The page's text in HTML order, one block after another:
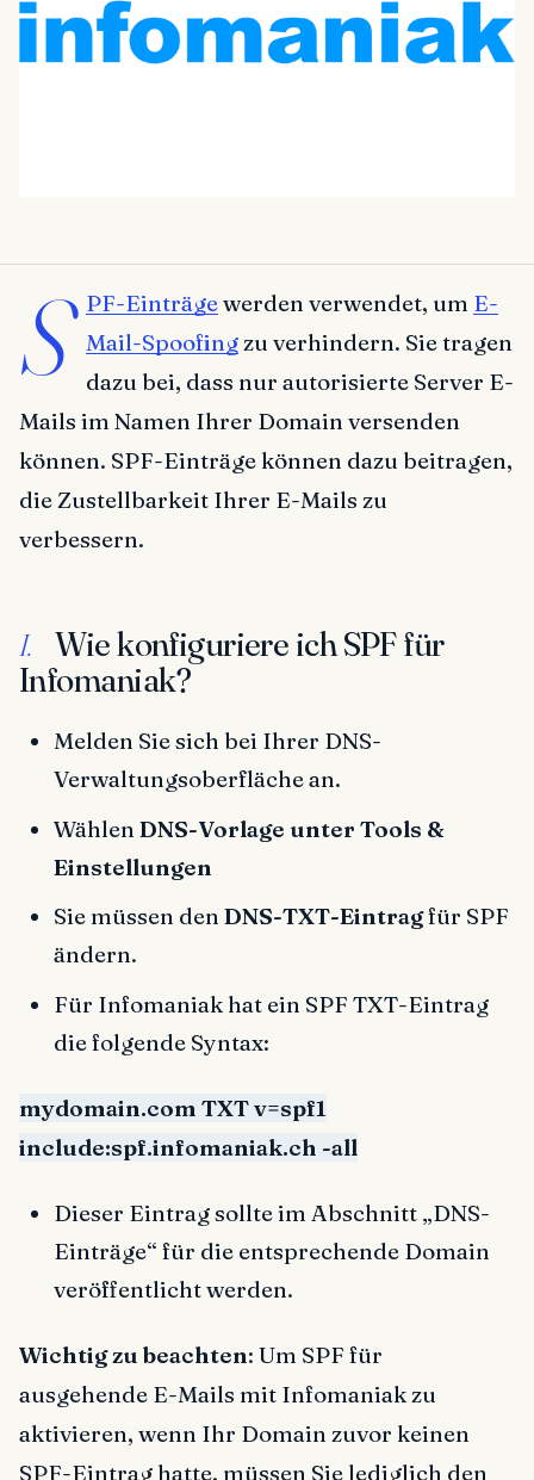
S PF-Einträgewerden verwendet, um E-
Mail-Spoofingzu verhindern. Sie tragen
dazu bei, dass nur autorisierte Server E-
Mails im Namen Ihrer Domain versenden
können. SPF-Einträge können dazu beitragen,
die Zustellbarkeit Ihrer E-Mails zu
verbessern.
I.
Wie konfiguriere ich SPF für
Infomaniak?
Melden Sie sich bei Ihrer DNS-
Verwaltungsoberfläche an.
Wählen DNS-Vorlage unter Tools &
Einstellungen
Sie müssen den DNS-TXT-Eintragfür SPF
ändern.
Für Infomaniak hat ein SPF TXT-Eintrag
die folgende Syntax:
mydomain.com TXT v=spf1
include:spf.infomaniak.ch -all
Dieser Eintrag sollte im Abschnitt „DNS-
Einträge“ für die entsprechende Domain
veröffentlicht werden.
Wichtig zu beachten: Um SPF für
ausgehende E-Mails mit Infomaniak zu
aktivieren, wenn Ihr Domain zuvor keinen
SPF-Eintrag hatte, müssen Sie lediglich den